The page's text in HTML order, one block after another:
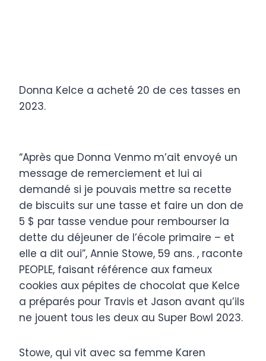
Donna Kelce a acheté 20 de ces tasses en
2023.
“Après que Donna Venmo m’ait envoyé un
message de remerciement et lui ai
demandé si je pouvais mettre sa recette
de biscuits sur une tasse et faire un don de
5 $ par tasse vendue pour rembourser la
dette du déjeuner de l’école primaire – et
elle a dit oui”, Annie Stowe, 59 ans. , raconte
PEOPLE, faisant référence aux fameux
cookies aux pépites de chocolat que Kelce
a préparés pour Travis et Jason avant qu’ils
ne jouent tous les deux au Super Bowl 2023.
Stowe, qui vit avec sa femme Karen